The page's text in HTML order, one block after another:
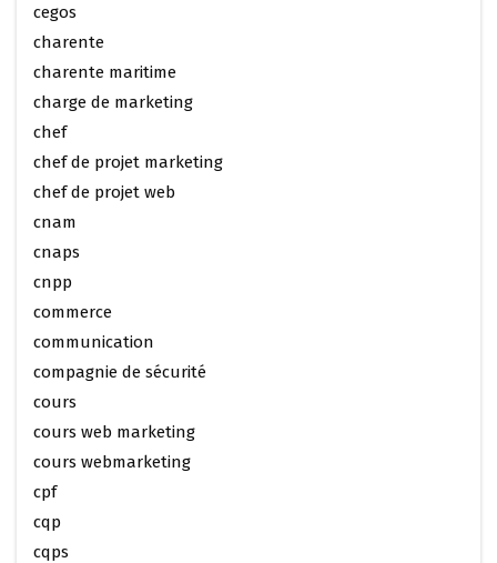
cegos
charente
charente maritime
charge de marketing
chef
chef de projet marketing
chef de projet web
cnam
cnaps
cnpp
commerce
communication
compagnie de sécurité
cours
cours web marketing
cours webmarketing
cpf
cqp
cqps